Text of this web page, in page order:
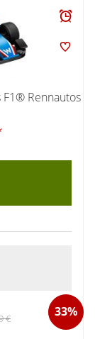
F1® Rennautos
33%
€